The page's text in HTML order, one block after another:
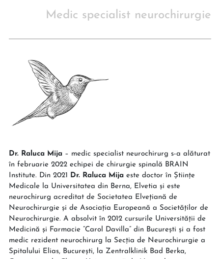
Medic specialist neurochirurgie
Dr. Raluca Mija – medic specialist neurochirurg s-a alăturat
în februarie 2022 echipei de chirurgie spinală BRAIN
Institute. Din 2021 Dr. Raluca Mija este doctor în Științe
Medicale la Universitatea din Berna, Elvetia și este
neurochirurg acreditat de Societatea Elvețiană de
Neurochirurgie și de Asociația Europeană a Societăților de
Neurochirurgie. A absolvit în 2012 cursurile Universității de
Medicină și Farmacie ”Carol Davilla” din București și a fost
medic rezident neurochirurg la Secția de Neurochirurgie a
Spitalului Elias, București, la Zentralklinik Bad Berka,